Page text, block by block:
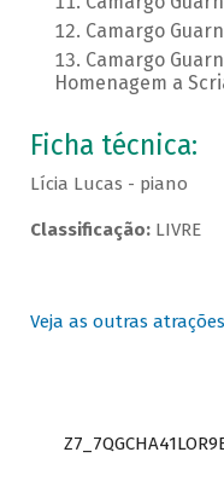
Camargo
Camargo
Homenagem a
Ficha técnica:
Lícia Lucas - piano
Classificação:LIVRE
Veja as outras